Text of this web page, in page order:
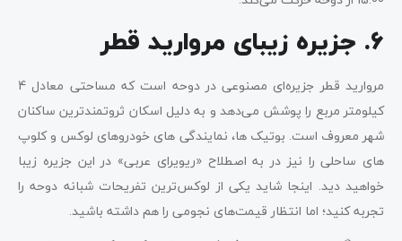
6. جزیره زیبای مروارید قطر
مروارید قطر جزیره‌ای مصنوعی در دوحه است که مساحتی معادل 4
کیلومتر مربع را پوشش می‌دهد و به دلیل اسکان ثروتمندترین ساکنان
شهر معروف است. بوتیک ها، نمایندگی های خودروهای لوکس و کلوپ
های ساحلی را نیز در به اصطلاح «ریویرای عربی» در این جزیره زیبا
خواهید دید. اینجا شاید یکی از لوکس‌ترین تفریحات شبانه دوحه را
تجربه کنید؛ اما انتظار قیمت‌های نجومی را هم داشته باشید.